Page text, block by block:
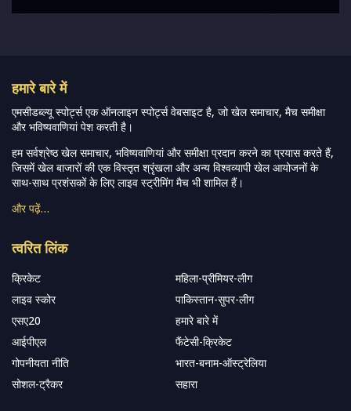
हमारे बारे में
एमसीडब्ल्यू स्पोर्ट्स एक ऑनलाइन स्पोर्ट्स वेबसाइट है, जो खेल समाचार, मैच समीक्षा
और भविष्यवाणियां पेश करती है।
हम सर्वश्रेष्ठ खेल समाचार, भविष्यवाणियां और समीक्षा प्रदान करने का प्रयास करते हैं,
जिसमें खेल बाजारों की एक विस्तृत श्रृंखला और अन्य विश्वव्यापी खेल आयोजनों के
साथ-साथ प्रशंसकों के लिए लाइव स्ट्रीमिंग मैच भी शामिल हैं।
और पढ़ें…
त्वरित लिंक
क्रिकेट
महिला-प्रीमियर-लीग
लाइव स्कोर
पाकिस्तान-सुपर-लीग
एसए20
हमारे बारे में
आईपीएल
फैंटेसी-क्रिकेट
गोपनीयता नीति
भारत-बनाम-ऑस्ट्रेलिया
सोशल-ट्रैकर
सहारा